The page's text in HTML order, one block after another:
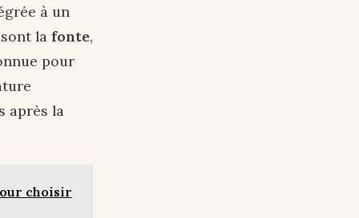
à un
la fonte,
pour
après la
choisir